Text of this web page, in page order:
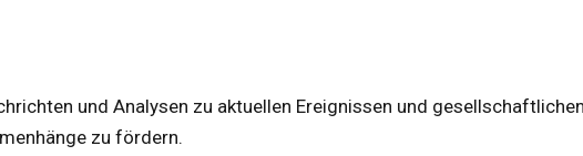
und Analysen zu aktuellen Ereignissen und
zu fördern.